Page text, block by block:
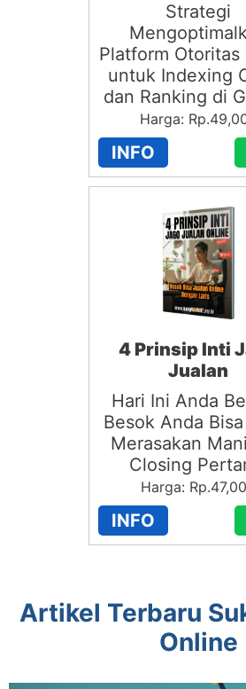
Strategi
Platform Otoritas
untuk Indexing
dan Ranking di
Harga:
INFO
4 Prinsip Inti
Jualan
Hari Ini Anda
Besok Anda
Merasakan
Closing
Harga:
INFO
Artikel Terbaru
Online